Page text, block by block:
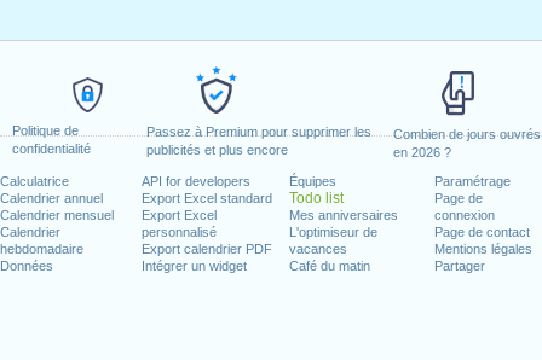
Politique de
confidentialité
Passez à Premium pour supprimer les
publicités et plus encore
Combien de jours ouvrés
en 2026 ?
Calculatrice
Calendrier annuel
Calendrier mensuel
Calendrier
hebdomadaire
Données
API for developers
Export Excel standard
Export Excel
personnalisé
Export calendrier PDF
Intégrer un widget
Équipes
Todo list
Mes anniversaires
L'optimiseur de
vacances
Café du matin
Paramétrage
Page de
connexion
Page de contact
Mentions légales
Partager